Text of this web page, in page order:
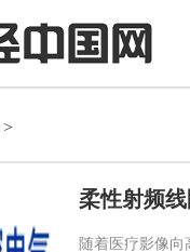
>
柔性射频
随着医疗影像